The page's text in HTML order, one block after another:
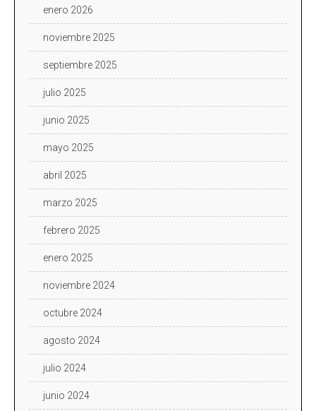
enero 2026
noviembre 2025
septiembre 2025
julio 2025
junio 2025
mayo 2025
abril 2025
marzo 2025
febrero 2025
enero 2025
noviembre 2024
octubre 2024
agosto 2024
julio 2024
junio 2024